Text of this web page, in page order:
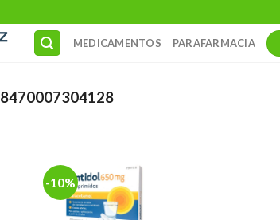
MEDICAMENTOS PARAFARMACIA
8470007304128
-10%